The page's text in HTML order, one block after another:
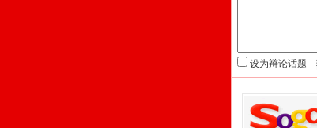
设为辩论话题